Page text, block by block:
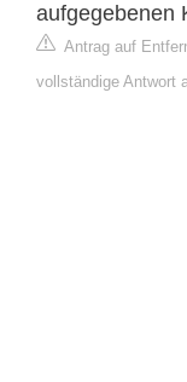
aufgegebenen
Antrag auf
vollständige Antwort